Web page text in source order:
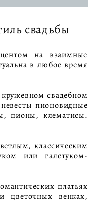
свадьбы
на взаимные
в любое время
свадебном
пионовидные
пионы, клематисы.
классическим
или галстуком-
платьях
венках,